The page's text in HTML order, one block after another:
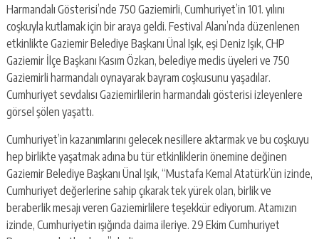
Harmandalı Gösterisi’nde 750 Gaziemirli, Cumhuriyet’in 101. yılını
coşkuyla kutlamak için bir araya geldi. Festival Alanı’nda düzenlenen
etkinlikte Gaziemir Belediye Başkanı Ünal Işık, eşi Deniz Işık, CHP
Gaziemir İlçe Başkanı Kasım Özkan, belediye meclis üyeleri ve 750
Gaziemirli harmandalı oynayarak bayram coşkusunu yaşadılar.
Cumhuriyet sevdalısı Gaziemirlilerin harmandalı gösterisi izleyenlere
görsel şölen yaşattı.
Cumhuriyet’in kazanımlarını gelecek nesillere aktarmak ve bu coşkuyu
hep birlikte yaşatmak adına bu tür etkinliklerin önemine değinen
Gaziemir Belediye Başkanı Ünal Işık, “Mustafa Kemal Atatürk’ün izinde,
Cumhuriyet değerlerine sahip çıkarak tek yürek olan, birlik ve
beraberlik mesajı veren Gaziemirlilere teşekkür ediyorum. Atamızın
izinde, Cumhuriyetin ışığında daima ileriye. 29 Ekim Cumhuriyet